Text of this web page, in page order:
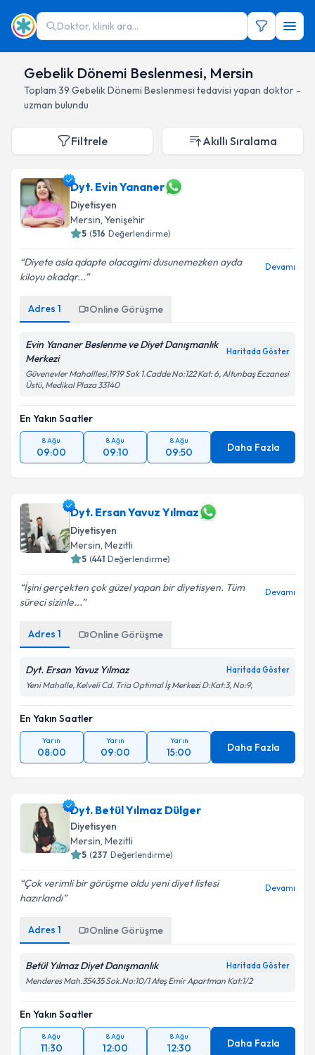
Doktor, klinik ara...
Gebelik Dönemi Beslenmesi, Mersin
Toplam 39 Gebelik Dönemi Beslenmesi tedavisi yapan doktor -
uzman bulundu
Filtrele Akıllı Sıralama
Dyt. Evin Yananer
Diyetisyen
Mersin, Yenişehir
5 (516 Değerlendirme)
Diyete asla qdapte olacagimi dusunemezken ayda
kiloyu okadqr...
Devamı
Adres 1 Online Görüşme
Evin Yananer Beslenme ve Diyet Danışmanlık
Merkezi
Haritada Göster
Güvenevler Mahalllesi,1919 Sok 1.Cadde No:122 Kat: 6, Altunbaş Eczanesi
Üstü, Medikal Plaza 33140
En Yakın Saatler
8 Ağu
09:00
8 Ağu
09:10
8 Ağu
09:50 Daha Fazla
Dyt. Ersan Yavuz Yılmaz
Diyetisyen
Mersin, Mezitli
5 (441 Değerlendirme)
İşini gerçekten çok güzel yapan bir diyetisyen. Tüm
süreci sizinle...
Devamı
Adres 1 Online Görüşme
Dyt. Ersan Yavuz Yılmaz Haritada Göster
Yeni Mahalle, Kelveli Cd. Tria Optimal İş Merkezi D:Kat:3, No:9,
En Yakın Saatler
Yarın
08:00
Yarın
09:00
Yarın
15:00 Daha Fazla
Dyt. Betül Yılmaz Dülger
Diyetisyen
Mersin, Mezitli
5 (237 Değerlendirme)
Çok verimli bir görüşme oldu yeni diyet listesi
hazırlandı
Devamı
Adres 1 Online Görüşme
Betül Yılmaz Diyet Danışmanlık Haritada Göster
Menderes Mah.35435 Sok.No:10/1 Ateş Emir Apartman Kat:1/2
En Yakın Saatler
8 Ağu
11:30
8 Ağu
12:00
8 Ağu
12:30 Daha Fazla